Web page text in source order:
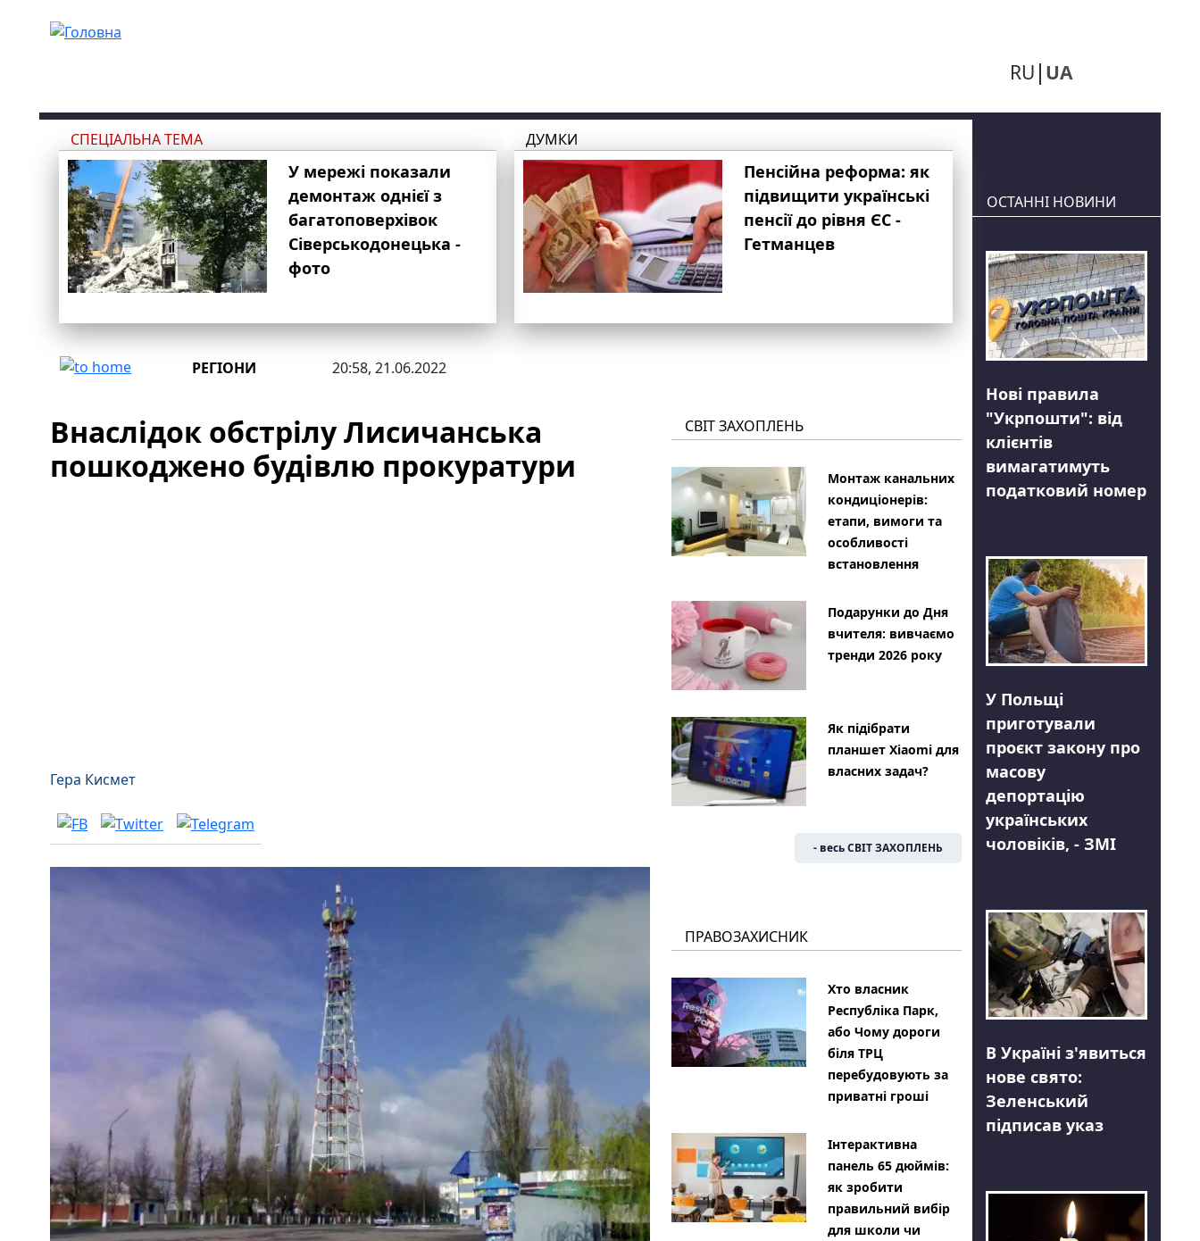
RU UA
СПЕЦІАЛЬНА ТЕМА
У мережі показали
демонтаж однієї з
багатоповерхівок
Сіверськодонецька -
фото
ДУМКИ
Пенсійна реформа: як
підвищити українські
пенсії до рівня ЄС -
Гетманцев
РЕГІОНИ 20:58, 21.06.2022
Внаслідок обстрілу Лисичанська
пошкоджено будівлю прокуратури
Гера Кисмет
СВІТ ЗАХОПЛЕНЬ
Монтаж канальних
кондиціонерів:
етапи, вимоги та
особливості
встановлення
Подарунки до Дня
вчителя: вивчаємо
тренди 2026 року
Як підібрати
планшет Xiaomi для
власних задач?
- весь СВІТ ЗАХОПЛЕНЬ
ПРАВОЗАХИСНИК
Хто власник
Республіка Парк,
або Чому дороги
біля ТРЦ
перебудовують за
приватні гроші
Інтерактивна
панель 65 дюймів:
як зробити
правильний вибір
для школи чи
ОСТАННІ НОВИНИ
Нові правила
"Укрпошти": від
клієнтів
вимагатимуть
податковий номер
У Польщі
приготували
проєкт закону про
масову
депортацію
українських
чоловіків, - ЗМІ
В Україні з'явиться
нове свято:
Зеленський
підписав указ